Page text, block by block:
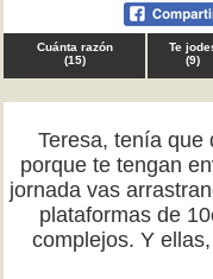
Cuánta razón
(15)
Te
(9)
Teresa, tenía que
porque te tengan
jornada vas
plataformas de
complejos. Y